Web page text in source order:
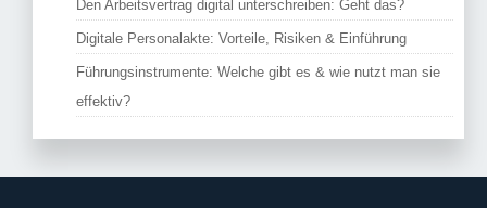
Den Arbeitsvertrag digital unterschreiben: Geht das?
Digitale Personalakte: Vorteile, Risiken & Einführung
Führungsinstrumente: Welche gibt es & wie nutzt man sie
effektiv?